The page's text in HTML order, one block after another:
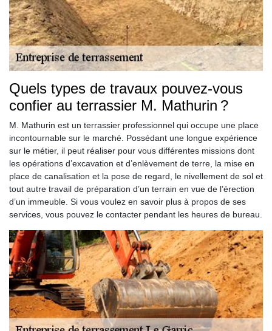
Quels types de travaux pouvez-vous
confier au terrassier M. Mathurin ?
M. Mathurin est un terrassier professionnel qui occupe une place
incontournable sur le marché. Possédant une longue expérience
sur le métier, il peut réaliser pour vous différentes missions dont
les opérations d’excavation et d’enlèvement de terre, la mise en
place de canalisation et la pose de regard, le nivellement de sol et
tout autre travail de préparation d’un terrain en vue de l’érection
d’un immeuble. Si vous voulez en savoir plus à propos de ses
services, vous pouvez le contacter pendant les heures de bureau.